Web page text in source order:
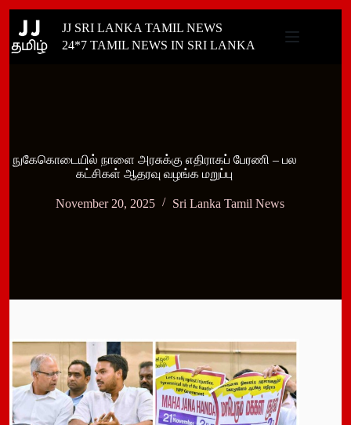
content
JJ SRI LANKA TAMIL NEWS
24*7 TAMIL NEWS IN SRI LANKA
நுகேகொடையில் நாளை அரசுக்கு எதிராகப் பேரணி – பல
கட்சிகள் ஆதரவு வழங்க மறுப்பு
November 20, 2025 Sri Lanka Tamil News